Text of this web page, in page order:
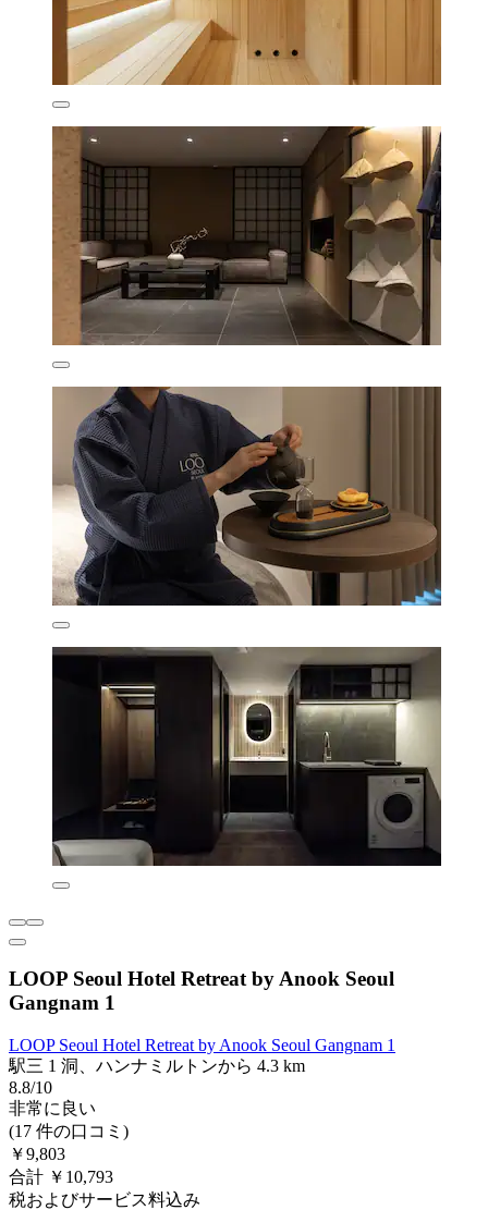
LOOP Seoul Hotel Retreat by Anook Seoul
Gangnam 1
LOOP Seoul Hotel Retreat by Anook Seoul Gangnam 1
駅三 1 洞、ハンナミルトンから 4.3 km
8.8/10
非常に良い
(17 件の口コミ)
￥9,803
合計 ￥10,793
税およびサービス料込み